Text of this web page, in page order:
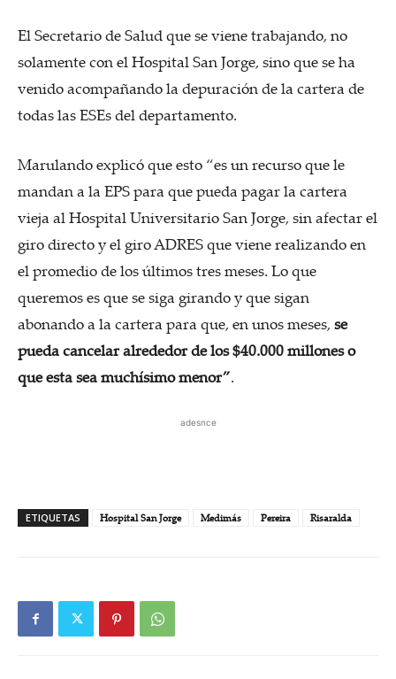
El Secretario de Salud que se viene trabajando, no
solamente con el Hospital San Jorge, sino que se ha
venido acompañando la depuración de la cartera de
todas las ESEs del departamento.
Marulando explicó que esto “es un recurso que le
mandan a la EPS para que pueda pagar la cartera
vieja al Hospital Universitario San Jorge, sin afectar el
giro directo y el giro ADRES que viene realizando en
el promedio de los últimos tres meses. Lo que
queremos es que se siga girando y que sigan
abonando a la cartera para que, en unos meses,se
pueda cancelar alrededor de los $40.000 millones o
que esta sea muchísimo menor”.
adesnce
ETIQUETAS Hospital San Jorge Medimás Pereira Risaralda